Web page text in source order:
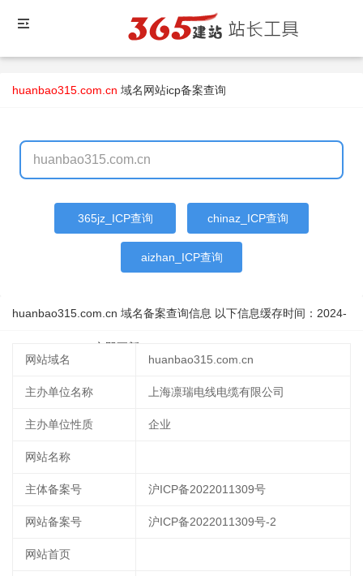
huanbao315.com.cn 域名网站icp备案查询
365jz_ICP查询 chinaz_ICP查询
aizhan_ICP查询
huanbao315.com.cn 域名备案查询信息 以下信息缓存时间： 2024-
立即更新
网站域名
huanbao315.com.cn
主办单位名称 上海凛瑞电线电缆有限公司
主办单位性质 企业
网站名称
主体备案号 沪ICP备2022011309号
网站备案号 沪ICP备2022011309号-2
网站首页